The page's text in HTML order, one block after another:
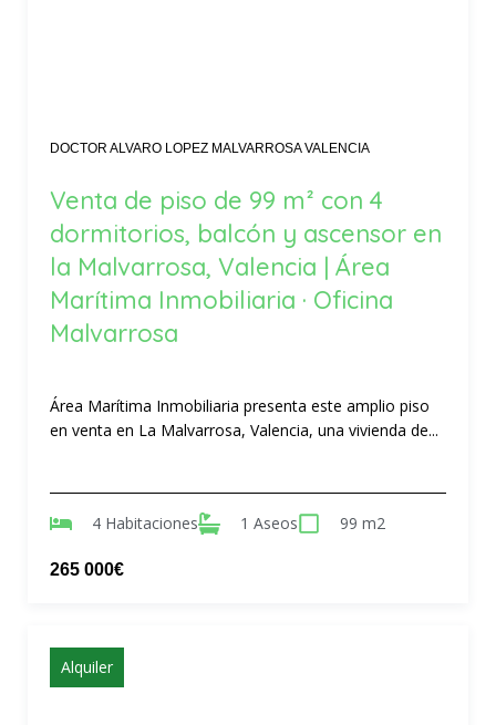
DOCTOR ALVARO LOPEZ MALVARROSA VALENCIA
Venta de piso de 99 m² con 4
dormitorios, balcón y ascensor en
la Malvarrosa, Valencia | Área
Marítima Inmobiliaria · Oficina
Malvarrosa
Área Marítima Inmobiliaria presenta este amplio piso
en venta en La Malvarrosa, Valencia, una vivienda de...
4 Habitaciones 1 Aseos 99 m2
265 000€
Alquiler